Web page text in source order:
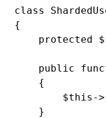
class
{
protected
public
    {
$this-
    }